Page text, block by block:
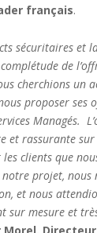
français.
sécuritaires et
de
cherchions un
proposer ses
Managés.
et rassurante sur
clients que
projet, nous
et nous
sur mesure et